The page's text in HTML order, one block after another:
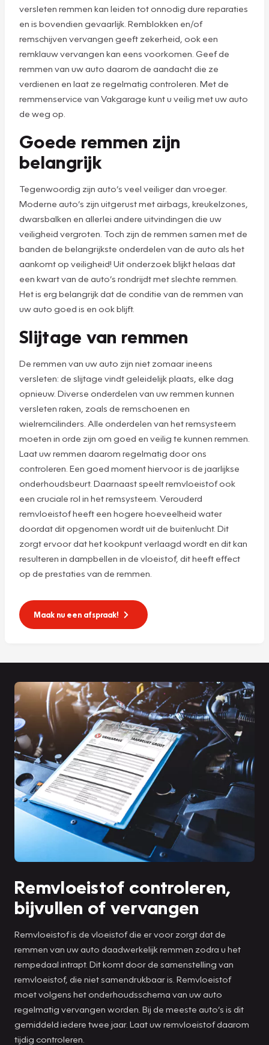
versleten remmen kan leiden tot onnodig dure reparaties
en is bovendien gevaarlijk. Remblokken en/of
remschijven vervangen geeft zekerheid, ook een
remklauw vervangen kan eens voorkomen. Geef de
remmen van uw auto daarom de aandacht die ze
verdienen en laat ze regelmatig controleren. Met de
remmenservice van Vakgarage kunt u veilig met uw auto
de weg op.
Goede remmen zijn
belangrijk
Tegenwoordig zijn auto’s veel veiliger dan vroeger.
Moderne auto’s zijn uitgerust met airbags, kreukelzones,
dwarsbalken en allerlei andere uitvindingen die uw
veiligheid vergroten. Toch zijn de remmen samen met de
banden de belangrijkste onderdelen van de auto als het
aankomt op veiligheid! Uit onderzoek blijkt helaas dat
een kwart van de auto’s rondrijdt met slechte remmen.
Het is erg belangrijk dat de conditie van de remmen van
uw auto goed is en ook blijft.
Slijtage van remmen
De remmen van uw auto zijn niet zomaar ineens
versleten: de slijtage vindt geleidelijk plaats, elke dag
opnieuw. Diverse onderdelen van uw remmen kunnen
versleten raken, zoals de remschoenen en
wielremcilinders. Alle onderdelen van het remsysteem
moeten in orde zijn om goed en veilig te kunnen remmen.
Laat uw remmen daarom regelmatig door ons
controleren. Een goed moment hiervoor is de jaarlijkse
onderhoudsbeurt. Daarnaast speelt remvloeistof ook
een cruciale rol in het remsysteem. Verouderd
remvloeistof heeft een hogere hoeveelheid water
doordat dit opgenomen wordt uit de buitenlucht. Dit
zorgt ervoor dat het kookpunt verlaagd wordt en dit kan
resulteren in dampbellen in de vloeistof, dit heeft effect
op de prestaties van de remmen.
Maak nu een afspraak!
Remvloeistof controleren,
bijvullen of vervangen
Remvloeistof is de vloeistof die er voor zorgt dat de
remmen van uw auto daadwerkelijk remmen zodra u het
rempedaal intrapt. Dit komt door de samenstelling van
remvloeistof, die niet samendrukbaar is. Remvloeistof
moet volgens het onderhoudsschema van uw auto
regelmatig vervangen worden. Bij de meeste auto’s is dit
gemiddeld iedere twee jaar. Laat uw remvloeistof daarom
tijdig controleren.